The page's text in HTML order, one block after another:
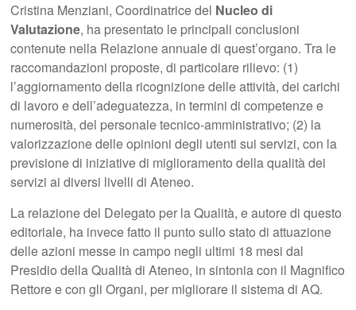
Cristina Menziani, Coordinatrice del Nucleo di
Valutazione, ha presentato le principali conclusioni
contenute nella Relazione annuale di quest’organo. Tra le
raccomandazioni proposte, di particolare rilievo: (1)
l’aggiornamento della ricognizione delle attività, dei carichi
di lavoro e dell’adeguatezza, in termini di competenze e
numerosità, del personale tecnico-amministrativo; (2) la
valorizzazione delle opinioni degli utenti sui servizi, con la
previsione di iniziative di miglioramento della qualità dei
servizi ai diversi livelli di Ateneo.
La relazione del Delegato per la Qualità, e autore di questo
editoriale, ha invece fatto il punto sullo stato di attuazione
delle azioni messe in campo negli ultimi 18 mesi dal
Presidio della Qualità di Ateneo, in sintonia con il Magnifico
Rettore e con gli Organi, per migliorare il sistema di AQ.